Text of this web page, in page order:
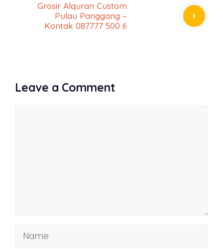
Grosir Alquran Custom
Pulau Panggang –
Kontak 087777 500 6
Leave a Comment
Name